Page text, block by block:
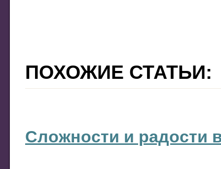
ПОХОЖИЕ СТАТЬИ:
Сложности и радости